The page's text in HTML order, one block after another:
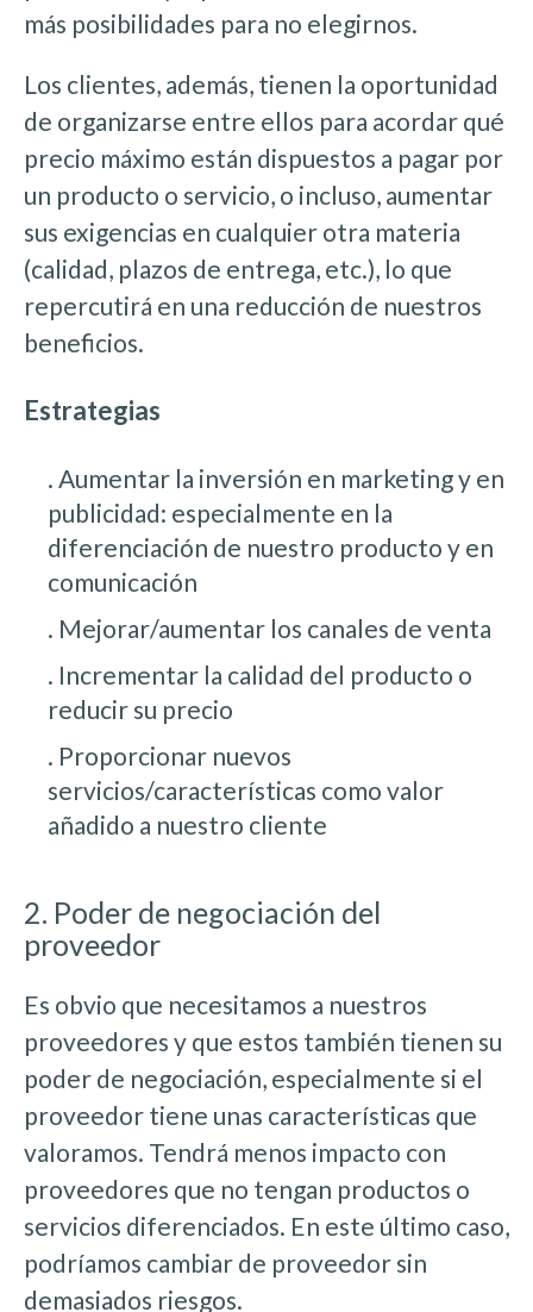
más posibilidades para no elegirnos.
Los clientes, además, tienen la oportunidad
de organizarse entre ellos para acordar qué
precio máximo están dispuestos a pagar por
un producto o servicio, o incluso, aumentar
sus exigencias en cualquier otra materia
(calidad, plazos de entrega, etc.), lo que
repercutirá en una reducción de nuestros
beneficios.
Estrategias
. Aumentar la inversión en marketing y en
publicidad: especialmente en la
diferenciación de nuestro producto y en
comunicación
. Mejorar/aumentar los canales de venta
. Incrementar la calidad del producto o
reducir su precio
. Proporcionar nuevos
servicios/características como valor
añadido a nuestro cliente
2. Poder de negociación del
proveedor
Es obvio que necesitamos a nuestros
proveedores y que estos también tienen su
poder de negociación, especialmente si el
proveedor tiene unas características que
valoramos. Tendrá menos impacto con
proveedores que no tengan productos o
servicios diferenciados. En este último caso,
podríamos cambiar de proveedor sin
demasiados riesgos.